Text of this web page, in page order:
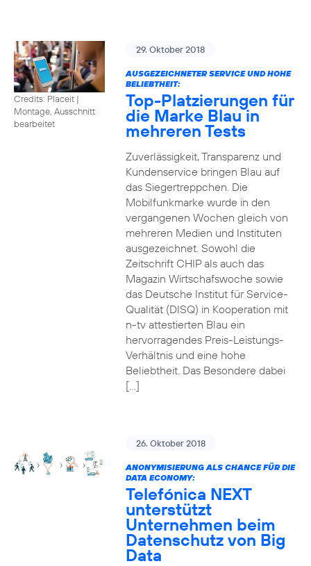
Credits: Placeit |
Montage, Ausschnitt
bearbeitet
29. Oktober 2018
AUSGEZEICHNETER SERVICE UND HOHE
BELIEBTHEIT:
Top-Platzierungen für
die Marke Blau in
mehreren Tests
Zuverlässigkeit, Transparenz und
Kundenservice bringen Blau auf
das Siegertreppchen. Die
Mobilfunkmarke wurde in den
vergangenen Wochen gleich von
mehreren Medien und Instituten
ausgezeichnet. Sowohl die
Zeitschrift CHIP als auch das
Magazin Wirtschafswoche sowie
das Deutsche Institut für Service-
Qualität (DISQ) in Kooperation mit
n-tv attestierten Blau ein
hervorragendes Preis-Leistungs-
Verhältnis und eine hohe
Beliebtheit. Das Besondere dabei
[…]
26. Oktober 2018
ANONYMISIERUNG ALS CHANCE FÜR DIE
DATA ECONOMY:
Telefónica NEXT
unterstützt
Unternehmen beim
Datenschutz von Big
Data